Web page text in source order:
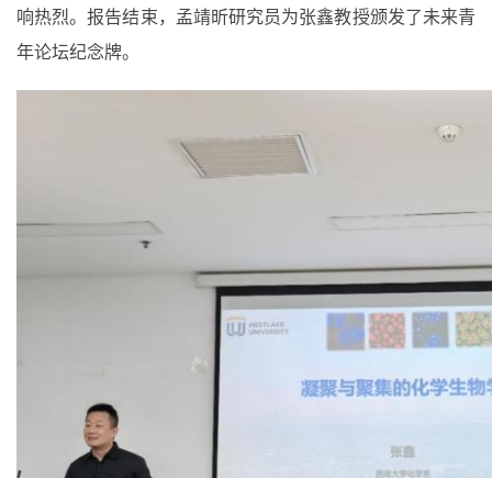
响热烈。报告结束，孟靖昕研究员为张鑫教授颁发了未来青
年论坛纪念牌。